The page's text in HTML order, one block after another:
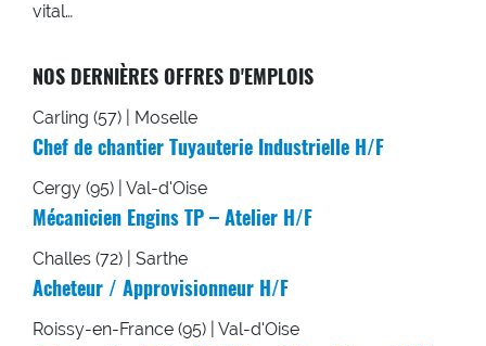
vital…
NOS DERNIÈRES OFFRES D'EMPLOIS
Carling (57) | Moselle
Chef de chantier Tuyauterie Industrielle H/F
Cergy (95) | Val-d'Oise
Mécanicien Engins TP – Atelier H/F
Challes (72) | Sarthe
Acheteur / Approvisionneur H/F
Roissy-en-France (95) | Val-d'Oise